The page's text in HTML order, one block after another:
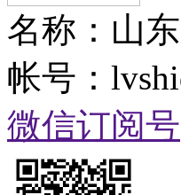
名称：山
帐号：
微信订阅号